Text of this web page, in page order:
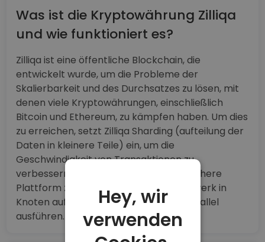
Was ist die Kryptowährung Zilliqa
und wie funktioniert es?
Zilliqa ist eine öffentliche Blockchain, die
entwickelt wurde, um die Probleme der
Skalierbarkeit und des Durchsatzes zu lösen, mit
denen viele Kryptowährungen, einschließlich
Bitcoin und Ethereum, zu kämpfen haben. Um dies
zu erreichen, setzt Zilliqa Sharding (aufteilung der
Daten in kleinere Teile) ein, um die
Geschwindigkeit von Transaktionen zu
verbessern und eine skalierbare und sichere
Plattform zu schaffen, indem das Netzwerk in
Knoten aufgeteilt wird, die Prozesse parallel
ausführen.
Hey, wir
verwenden